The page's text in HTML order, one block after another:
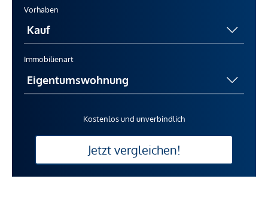
Vorhaben
Immobilienart
Kostenlos und unverbindlich
Jetzt vergleichen!